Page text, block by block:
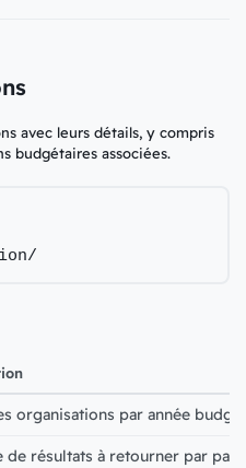
avec leurs détails, y compris
budgétaires associées.
organisations par année
de résultats à retourner par